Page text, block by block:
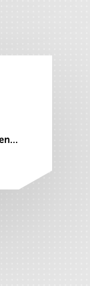
victoria.stallberg@dalarnasciencepark.se